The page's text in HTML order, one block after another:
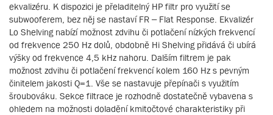
ekvalizéru. K dispozici je přeladitelný HP filtr pro využití se
subwooferem, bez něj se nastaví FR – Flat Response. Ekvalizér
Lo Shelving nabízí možnost zdvihu či potlačení nízkých frekvencí
od frekvence 250 Hz dolů, obdobně Hi Shelving přidává či ubírá
výšky od frekvence 4,5 kHz nahoru. Dalším filtrem je pak
možnost zdvihu či potlačení frekvencí kolem 160 Hz s pevným
činitelem jakosti Q=1. Vše se nastavuje přepínači s využitím
šroubováku. Sekce filtrace je rozhodně dostatečně vybavena s
ohledem na možnosti doladění kmitočtové charakteristiky při